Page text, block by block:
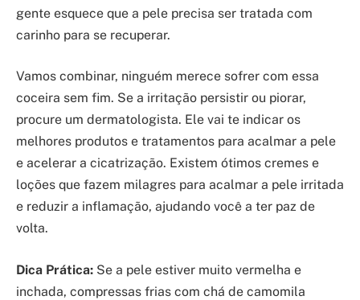
gente esquece que a pele precisa ser tratada com
carinho para se recuperar.
Vamos combinar, ninguém merece sofrer com essa
coceira sem fim. Se a irritação persistir ou piorar,
procure um dermatologista. Ele vai te indicar os
melhores produtos e tratamentos para acalmar a pele
e acelerar a cicatrização. Existem ótimos cremes e
loções que fazem milagres para acalmar a pele irritada
e reduzir a inflamação, ajudando você a ter paz de
volta.
Dica Prática: Se a pele estiver muito vermelha e
inchada, compressas frias com chá de camomila